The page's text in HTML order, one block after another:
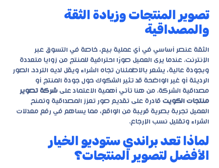
تصوير المنتجات وزيادة الثقة
والمصداقية
الثقة عنصر أساسي في أي عملية بيع، خاصة في التسوق عبر
الإنترنت. عندما يرى العميل صورًا احترافية للمنتج من زوايا متعددة
وبجودة عالية، يشعر بالاطمئنان تجاه الشراء ويقل لديه التردد. الصور
الرديئة أو غير الواضحة قد تثير الشكوك حول جودة المنتج أو
مصداقية الشركة. من هنا تأتي أهمية الاعتماد على شركة تصوير
منتجات الكويت قادرة على تقديم صور تعزز المصداقية وتمنح
العميل تجربة بصرية قريبة من الواقع، مما يساهم في رفع معدلات
الشراء وتقليل نسب الإرجاع.
لماذا تعد براندي ستوديو الخيار
الأفضل لتصوير المنتجات؟